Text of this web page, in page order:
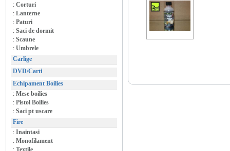
: Corturi
: Lanterne
: Paturi
: Saci de dormit
: Scaune
: Umbrele
Carlige
DVD/Carti
Echipament Boilies
: Mese boilies
: Pistol Boilies
: Saci pt uscare
Fire
: Inaintasi
: Monofilament
: Textile